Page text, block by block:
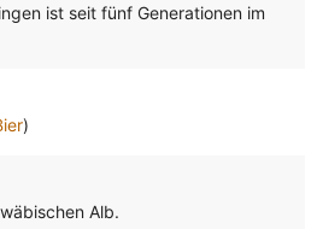
ist seit fünf Generationen im
)
Alb.